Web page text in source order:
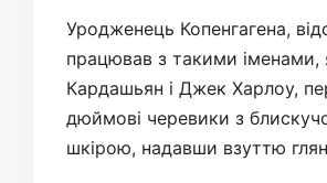
Уродженець Копенгагена,
працював з такими іменами,
Кардашьян і Джек Харлоу,
дюймові черевики з
шкірою, надавши взуттю